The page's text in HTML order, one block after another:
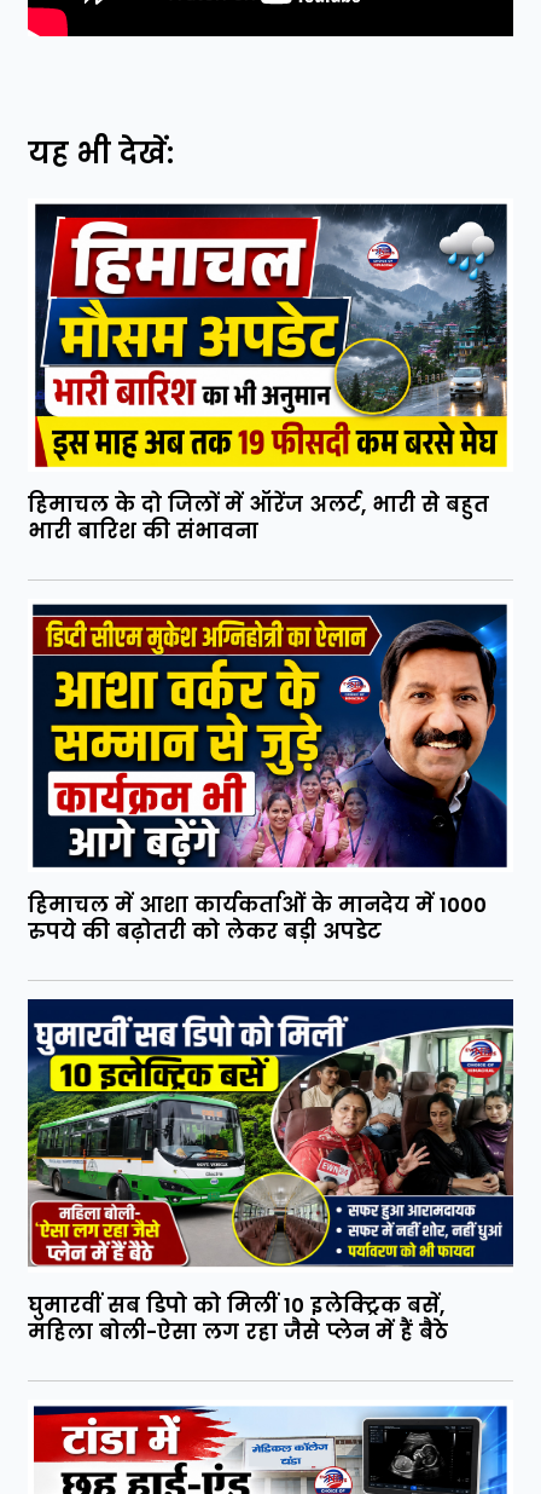
यह भी देखें:
हिमाचल के दो जिलों में ऑरेंज अलर्ट, भारी से बहुत
भारी बारिश की संभावना
हिमाचल में आशा कार्यकर्ताओं के मानदेय में 1000
रुपये की बढ़ोतरी को लेकर बड़ी अपडेट
घुमारवीं सब डिपो को मिलीं 10 इलेक्ट्रिक बसें,
महिला बोली-ऐसा लग रहा जैसे प्लेन में हैं बैठे